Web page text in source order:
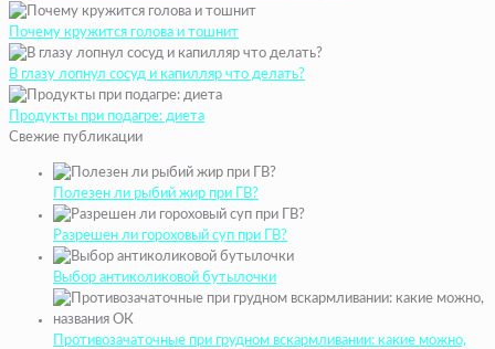
Почему кружится голова и тошнит
В глазу лопнул сосуд и капилляр что делать?
Продукты при подагре: диета
Свежие публикации
Полезен ли рыбий жир при ГВ?
Разрешен ли гороховый суп при ГВ?
Выбор антиколиковой бутылочки
Противозачаточные при грудном вскармливании: какие можно,